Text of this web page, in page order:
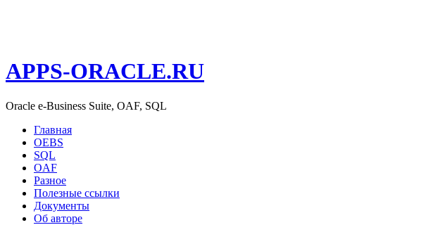
APPS-ORACLE.RU
Oracle e-Business Suite, OAF, SQL
Главная
OEBS
SQL
OAF
Разное
Полезные ссылки
Документы
Об авторе